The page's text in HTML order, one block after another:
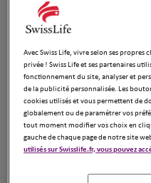
2 HUBERT
15 RUE D
Fermé
Avec Swiss Life, vivre selon ses propres
privée ! Swiss Life et ses partenaires
fonctionnement du site, analyser et
de la publicité personnalisée. Les
cookies utilisés et vous permettent de
globalement ou de paramétrer vos
tout moment modifier vos choix en
gauche de chaque page de notre site
utilisés sur Swisslife.fr, vous pouvez